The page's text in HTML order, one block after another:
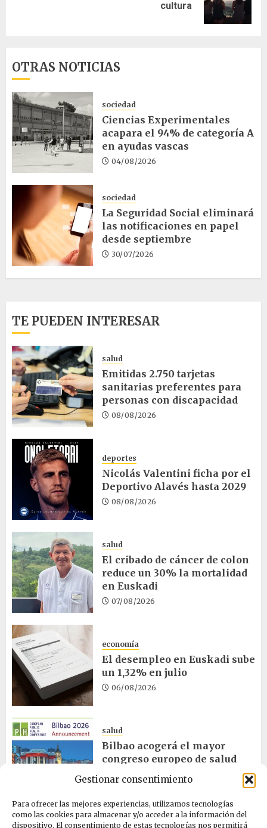
Gestionar consentimiento
Para ofrecer las mejores experiencias, utilizamos tecnologías
como las cookies para almacenar y/o acceder a la información del
dispositivo. El consentimiento de estas tecnologías nos permitirá
cultura
OTRAS NOTICIAS
sociedad
Ciencias Experimentales
acapara el 94% de categoría A
en ayudas vascas
04/08/2026
sociedad
La Seguridad Social eliminará
las notificaciones en papel
desde septiembre
30/07/2026
TE PUEDEN INTERESAR
salud
Emitidas 2.750 tarjetas
sanitarias preferentes para
personas con discapacidad
08/08/2026
deportes
Nicolás Valentini ficha por el
Deportivo Alavés hasta 2029
08/08/2026
salud
El cribado de cáncer de colon
reduce un 30% la mortalidad
en Euskadi
07/08/2026
economía
El desempleo en Euskadi sube
un 1,32% en julio
06/08/2026
salud
Bilbao acogerá el mayor
congreso europeo de salud
pública en noviembre